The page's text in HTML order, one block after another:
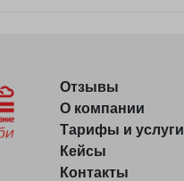
Отзывы
О компании
Тарифы и услуги
Кейсы
Контакты